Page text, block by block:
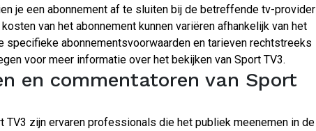
je een abonnement af te sluiten bij de betreffende tv-provider
van het abonnement kunnen variëren afhankelijk van het
specifieke abonnementsvoorwaarden en tarieven rechtstreeks
voor meer informatie over het bekijken van Sport TV3.
en commentatoren van Sport
TV3 zijn ervaren professionals die het publiek meenemen in de